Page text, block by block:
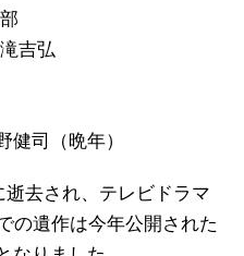
吉弘
司（晩年）
去され、テレビドラマ
の遺作は今年公開された